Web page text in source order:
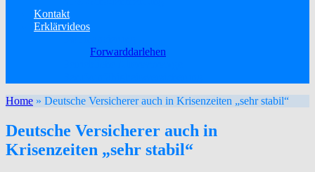
Kontakt
Erklärvideos
Forwarddarlehen
Home » Deutsche Versicherer auch in Krisenzeiten „sehr stabil“
Deutsche Versicherer auch in
Krisenzeiten „sehr stabil“